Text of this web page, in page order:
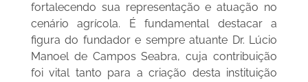
fortalecendo sua representação e atuação no
cenário agrícola. É fundamental destacar a
figura do fundador e sempre atuante Dr. Lúcio
Manoel de Campos Seabra, cuja contribuição
foi vital tanto para a criação desta instituição